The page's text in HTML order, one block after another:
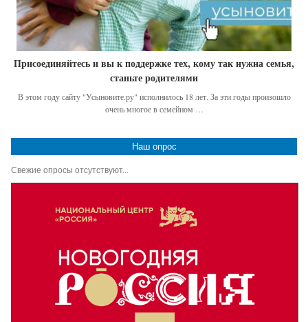
Присоединяйтесь и вы к поддержке тех, кому так нужна семья,
станьте родителями
В этом году сайту "Усыновите.ру" исполнилось 18 лет. За эти годы произошло
очень многое в семейном …
Наш опрос
Свежие опросы отсутствуют...